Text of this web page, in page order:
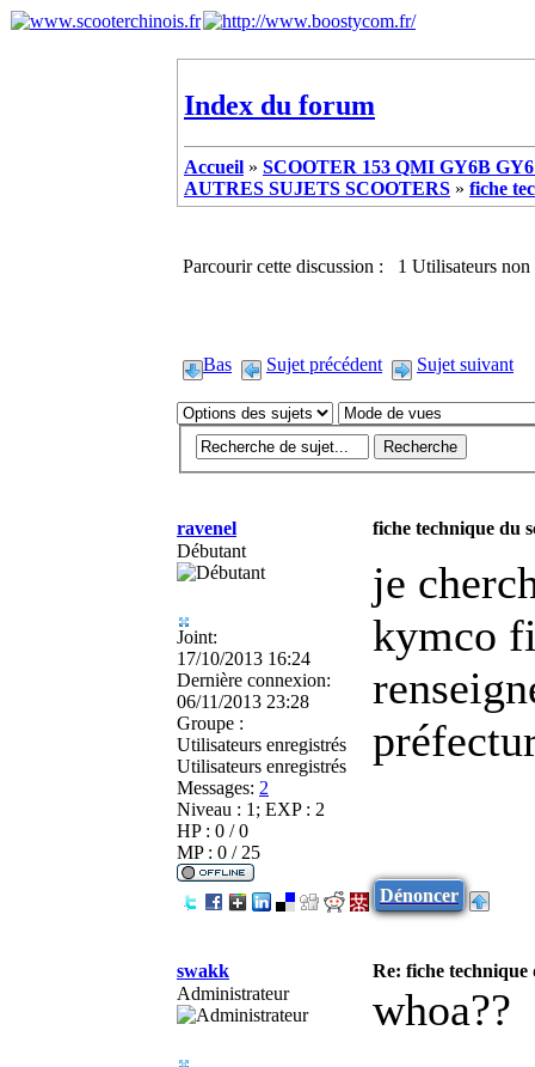
Index du forum
Accueil » SCOOTER 153 QMI GY6B
AUTRES SUJETS SCOOTERS » fiche
Parcourir cette discussion : 1 Utilisateurs non
Bas Sujet précédent Sujet suivant
ravenel
fiche technique du
Débutant
Joint:
17/10/2013 16:24
Dernière connexion:
06/11/2013 23:28
Groupe :
Utilisateurs enregistrés
Utilisateurs enregistrés
Messages: 2
Niveau : 1; EXP : 2
HP : 0 / 0
MP : 0 / 25
je
kymco
Dénoncer
swakk
Re: fiche technique
Administrateur
whoa??